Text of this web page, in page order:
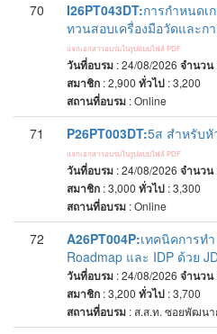
70 I26PT043DT:การกำหนดเ
ทวนสอบเครื่องมือวัดและก
แจกเอกสารอบรมในรูปแบบไฟล์ PDF
วันที่อบรม : 24/08/2026 จำนวน
สมาชิก : 2,900 ทั่วไป : 3,200
สถานที่อบรม :Online
71 P26PT003DT:5ส สำหรับหั
แจกเอกสารอบรมในรูปแบบไฟล์ PDF
วันที่อบรม : 24/08/2026 จำนวน
สมาชิก : 3,000 ทั่วไป : 3,300
สถานที่อบรม :Online
72 A26PT004P:เทคนิคการท
Roadmap และ IDP ด้วย
วันที่อบรม : 24/08/2026 จำนวน
สมาชิก : 3,200 ทั่วไป : 3,700
สถานที่อบรม : ส.ส.ท. ซอยพัฒนา